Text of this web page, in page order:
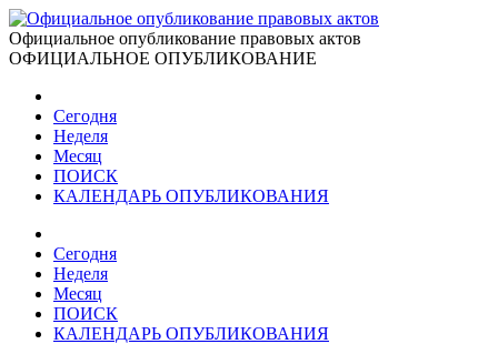
Официальное опубликование правовых актов
ОФИЦИАЛЬНОЕ ОПУБЛИКОВАНИЕ
Сегодня
Неделя
Месяц
ПОИСК
КАЛЕНДАРЬ ОПУБЛИКОВАНИЯ
Сегодня
Неделя
Месяц
ПОИСК
КАЛЕНДАРЬ ОПУБЛИКОВАНИЯ